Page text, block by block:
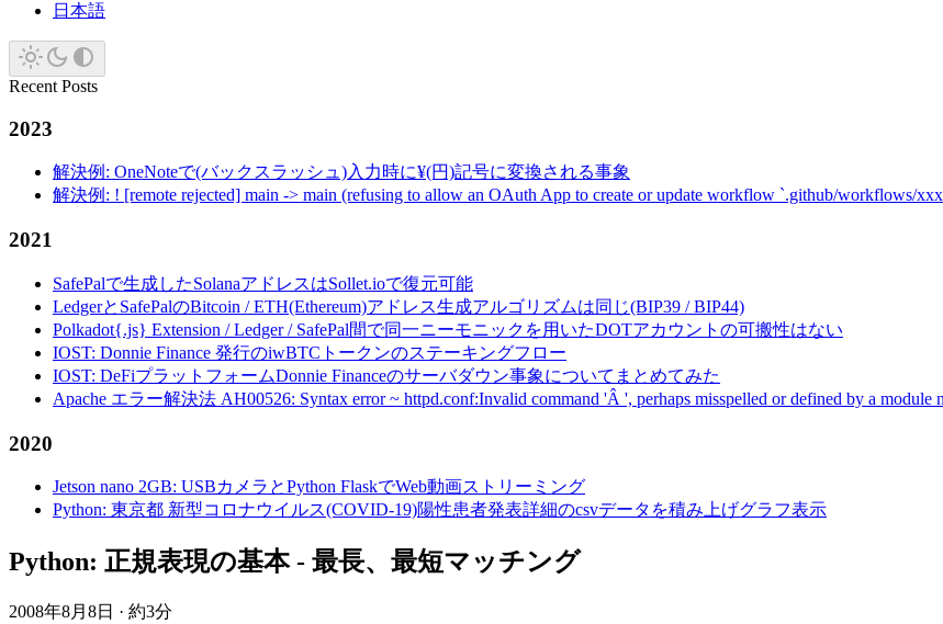
日本語
Recent Posts
2023
解決例: OneNoteで(バックスラッシュ)入力時に¥(円)記号に変換される事象
解決例: ! [remote rejected] main -> main (refusing to allow an OAuth App to create or update workflow `.github/workflows/
2021
SafePalで生成したSolanaアドレスはSollet.ioで復元可能
LedgerとSafePalのBitcoin / ETH(Ethereum)アドレス生成アルゴリズムは同じ(BIP39 / BIP44)
Polkadot{.js} Extension / Ledger / SafePal間で同一ニーモニックを用いたDOTアカウントの可搬性はない
IOST: Donnie Finance 発行のiwBTCトークンのステーキングフロー
IOST: DeFiプラットフォームDonnie Financeのサーバダウン事象についてまとめてみた
Apache エラー解決法 AH00526: Syntax error ~ httpd.conf:Invalid command 'Â ', perhaps misspelled or defined by a module
2020
Jetson nano 2GB: USBカメラとPython FlaskでWeb動画ストリーミング
Python: 東京都 新型コロナウイルス(COVID-19)陽性患者発表詳細のcsvデータを積み上げグラフ表示
Python: 正規表現の基本 - 最長、最短マッチング
2008年8月8日 · 約3分